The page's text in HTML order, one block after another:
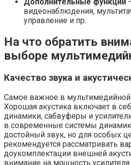
Дополнительные функции
видеонаблюдения,
управление и пр.
На что обратить
выборе
Качество звука и
Самое важное в мультимедийной
Хорошая акустика включает в
динамики, сабвуферы и
в современные системы
достойный звук, но для особых
рекомендуется рассматривать
доукомплектации внешней
внимание на мощность